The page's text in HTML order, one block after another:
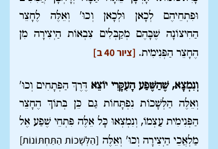
וּפִתְחֵיהֶם לְכָאן וּלְכָאן וְכוּ' וְאֵלֶּה לֶחָצֵר
הַחִיצוֹנָה שֶׁבָּהֶם מְקַבְּלִים צִבְאוֹת הַיְצִירָה מִן
הֶחָצֵר הַפְּנִימִית. [ציור 40 ב]
וְנִמְצָא, שֶׁהַשֶּׁפַע הָעִקָּרִי יוֹצֵא דֶּרֶךְ הַפְּתָחִים וְכוּ'
וְאֵלֶּה הַלְּשָׁכוֹת נִפְתָּחוֹת גַּם כֵּן בְּתוֹךְ הֶחָצֵר
הַפְּנִימִית עַצְמוֹ, וְנִמְצְאוּ כָּל אֵלֶּה פִּתְחֵי שֶׁפַע אֶל
מַלְאֲכֵי הַיְצִירָה וְכוּ' וְאֵלֶּה [הַלְּשָׁכוֹת הַתַּחְתּוֹנוֹת]